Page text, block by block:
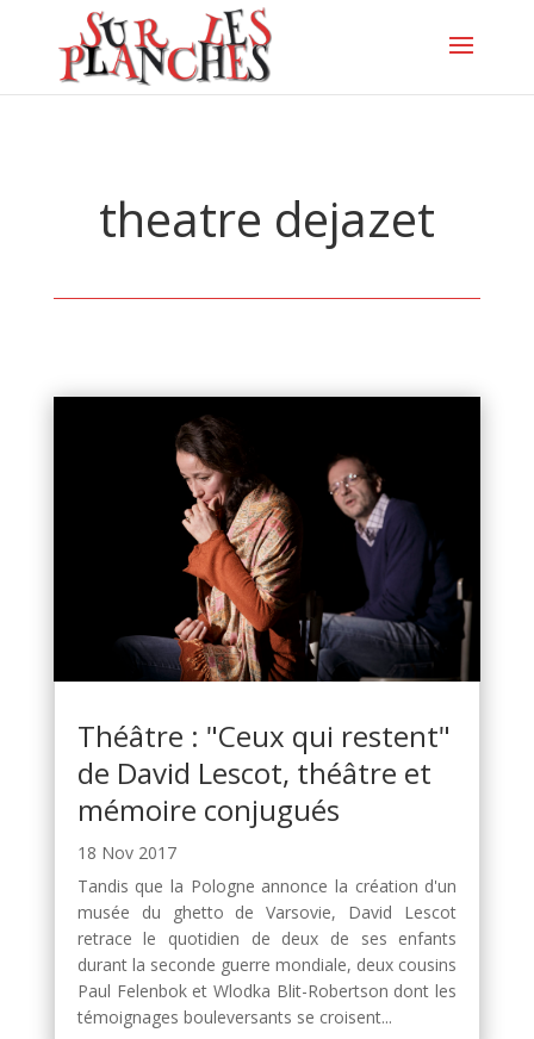
theatre dejazet
Théâtre : "Ceux qui restent"
de David Lescot, théâtre et
mémoire conjugués
18 Nov 2017
Tandis que la Pologne annonce la création d'un
musée du ghetto de Varsovie, David Lescot
retrace le quotidien de deux de ses enfants
durant la seconde guerre mondiale, deux cousins
Paul Felenbok et Wlodka Blit-Robertson dont les
témoignages bouleversants se croisent...